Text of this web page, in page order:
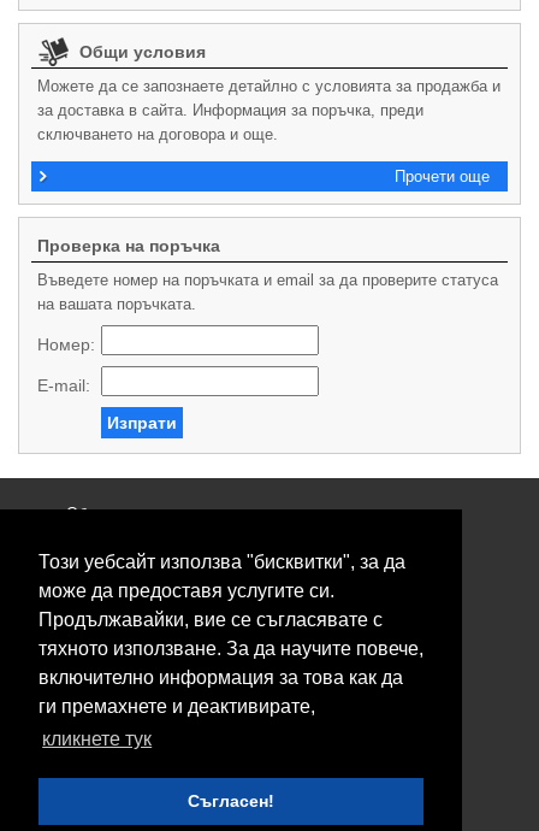
Този уебсайт използва "бисквитки", за да
може да предоставя услугите си.
Продължавайки, вие се съгласявате с
тяхното използване. За да научите повече,
включително информация за това как да
ги премахнете и деактивирате,
кликнете тук
Съгласен!
Общи условия
Можете да се запознаете детайлно с условията за продажба и
за доставка в сайта. Информация за поръчка, преди
сключването на договора и още.
Прочети още
Проверка на поръчка
Въведете номер на поръчката и email за да проверите статуса
на вашата поръчката.
Номер:
E-mail:
Изпрати
Общи условия
Свържете се с нас
Контакти
Нашите сервизи
Блог
© 2026 Fransizkup.bg всички права запазени
Изграждане и поддръжка от
Boby_fransizkup